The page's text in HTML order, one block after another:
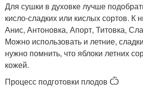
Для сушки в духовке лучше
кисло-сладких или кислых сортов. К
Анис, Антоновка, Апорт, Титовка,
Можно использовать и летние,
нужно помнить, что яблоки летних
кожей.
Процесс подготовки плодов Ѽ